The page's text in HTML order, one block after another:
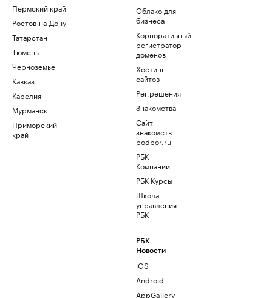
Пермский край
Ростов-на-Дону
Татарстан
Тюмень
Черноземье
Кавказ
Карелия
Мурманск
Приморский
край
Облако для
бизнеса
Корпоративный
регистратор
доменов
Хостинг
сайтов
Рег.решения
Знакомства
Сайт
знакомств
podbor.ru
РБК
Компании
РБК Курсы
Школа
управления
РБК
РБК
Новости
iOS
Android
AppGallery